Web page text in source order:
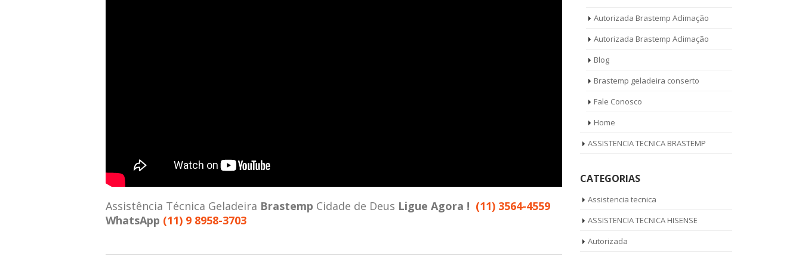
Assistência Técnica Geladeira Brastemp Cidade de Deus Ligue Agora ! (11) 3564-4559
WhatsApp (11) 9 8958-3703
Autorizada Brastemp Aclimação
Autorizada Brastemp Aclimação
Blog
Brastemp geladeira conserto
Fale Conosco
Home
ASSISTENCIA TECNICA BRASTEMP
CATEGORIAS
Assistencia tecnica
ASSISTENCIA TECNICA HISENSE
Autorizada